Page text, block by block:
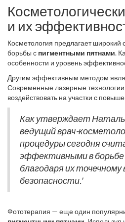
и их
Косметология предлагает широкий
борьбы с пигментными пятнами.
особенности и уровень
процедура заключается в
раствора, который способствует
осветлению пигментации.
индивидуальных особенностей
преимущество этой процедуры —
нескольких сеансов, но есть и
покраснение, которые следует
Другим эффективным методом
Современные лазерные
воздействовать на участки с
затрагивая окружающую кожу.
молекулы меланина, тем самым
Преимуществом этого метода
минимальная травматизация, что
восстанавливаться после сеанса.
может быть более дорогостоящей
методами, и для достижения
потребуется несколько сеансов.
Как утверждает
ведущий врач-
процедуры сегодня
эффективными в борьбе
благодаря их
безопасности.'
Фототерапия — еще один